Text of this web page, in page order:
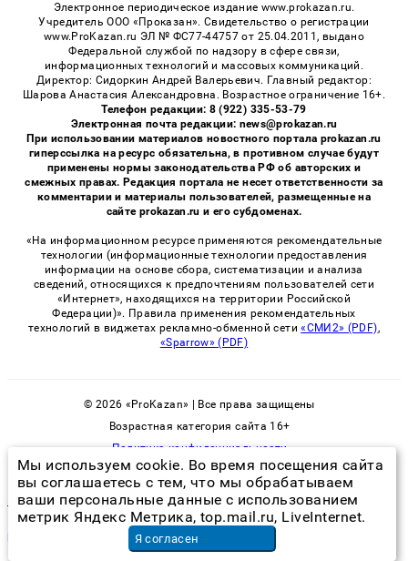
Электронное периодическое издание www.prokazan.ru.
Учредитель ООО «Проказан». Cвидетельство о регистрации
www.ProKazan.ru ЭЛ № ФС77-44757 от 25.04.2011, выдано
Федеральной службой по надзору в сфере связи,
информационных технологий и массовых коммуникаций.
Директор: Сидоркин Андрей Валерьевич. Главный редактор:
Шарова Анастасия Александровна. Возрастное ограничение 16+.
Телефон редакции: 8 (922) 335-53-79
Электронная почта редакции: news@prokazan.ru
При использовании материалов новостного портала prokazan.ru
гиперссылка на ресурс обязательна, в противном случае будут
применены нормы законодательства РФ об авторских и
смежных правах. Редакция портала не несет ответственности за
комментарии и материалы пользователей, размещенные на
сайте prokazan.ru и его субдоменах.
«На информационном ресурсе применяются рекомендательные
технологии (информационные технологии предоставления
информации на основе сбора, систематизации и анализа
сведений, относящихся к предпочтениям пользователей сети
«Интернет», находящихся на территории Российской
Федерации)». Правила применения рекомендательных
технологий в виджетах рекламно-обменной сети«СМИ2» (PDF),
«Sparrow» (PDF)
© 2026 «ProKazan» | Все права защищены
Возрастная категория сайта 16+
Политика конфиденциальности
прусаки как избавиться
ремонт стиральных машин аристон
Мы используем cookie. Во время посещения сайта
вы соглашаетесь с тем, что мы обрабатываем
ваши персональные данные с использованием
метрик Яндекс Метрика, top.mail.ru, LiveInternet.
Я согласен